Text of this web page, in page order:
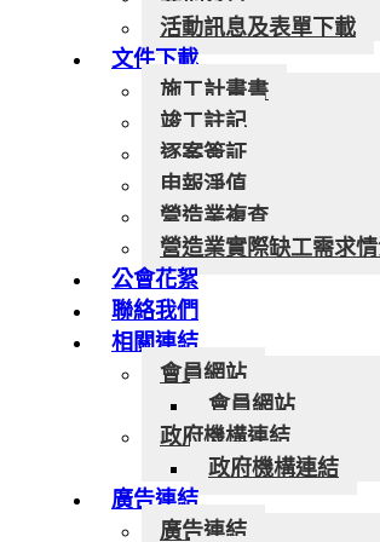
活動訊息及表單下載
文件下載
施工計畫書
竣工註記
逐案簽証
申報淨值
營造業複查
營造業實際缺工需求
公會花絮
聯絡我們
相關連結
會員網站
會員網站
政府機構連結
政府機構連結
廣告連結
廣告連結